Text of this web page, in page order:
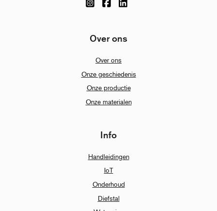
Over ons
Over ons
Onze geschiedenis
Onze productie
Onze materialen
Info
Handleidingen
IoT
Onderhoud
Diefstal